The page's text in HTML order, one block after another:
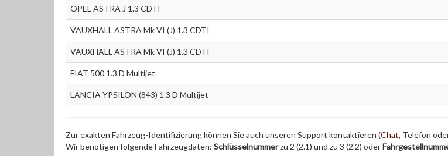
OPEL ASTRA J 1.3 CDTI
VAUXHALL ASTRA Mk VI (J) 1.3 CDTI
VAUXHALL ASTRA Mk VI (J) 1.3 CDTI
FIAT 500 1.3 D Multijet
LANCIA YPSILON (843) 1.3 D Multijet
Zur exakten Fahrzeug-Identifizierung können Sie auch unseren Support kontaktieren (Chat, Telefon
Wir benötigen folgende Fahrzeugdaten: Schlüsselnummerzu 2 (2.1) und zu 3 (2.2) oder